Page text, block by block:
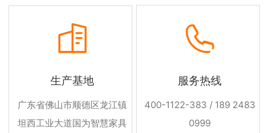
生产基地
广东省佛山市顺德区龙江镇
坦西工业大道国为智慧家具
服务热线
400-1122-383 / 189 2483
0999